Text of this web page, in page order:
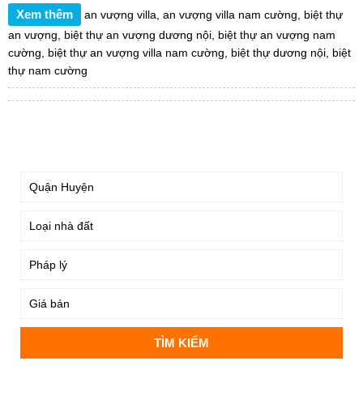
Xem thêm an vượng villa an vượng villa nam cường
biệt thự
an vượng
biệt thự an vượng dương nội biệt thự an vượng nam
cường
biệt thự an vượng villa nam cường biệt thự dương nội biệt
thự nam cường